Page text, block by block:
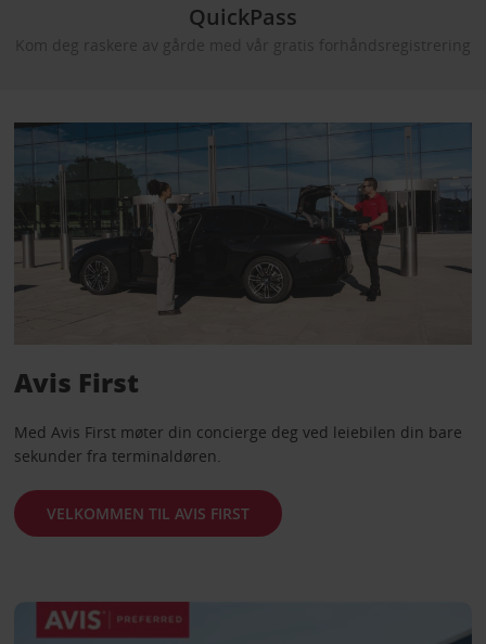
QuickPass
Kom deg raskere av gårde med vår gratis forhåndsregistrering
Avis First
Med Avis First møter din concierge deg ved leiebilen din bare
sekunder fra terminaldøren.
VELKOMMEN TIL AVIS FIRST